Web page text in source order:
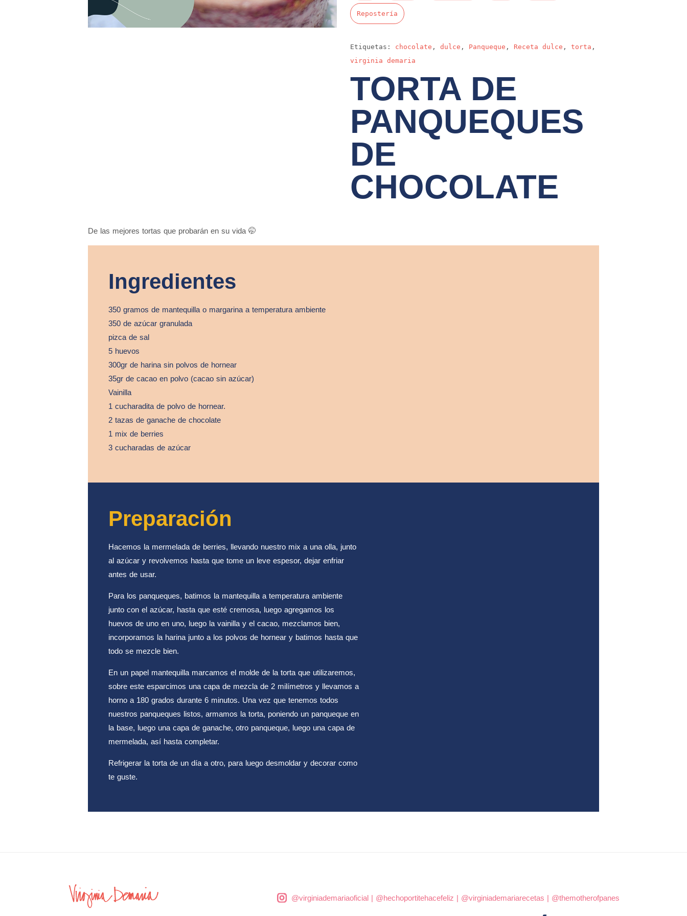
Repostería
Etiquetas: chocolate , dulce , Panqueque , Receta dulce , torta ,
virginia demaria
TORTA DE
PANQUEQUES
DE
CHOCOLATE
De las mejores tortas que probarán en su vida 🤭
Ingredientes
350 gramos de mantequilla o margarina a temperatura ambiente
350 de azúcar granulada
pizca de sal
5 huevos
300gr de harina sin polvos de hornear
35gr de cacao en polvo (cacao sin azúcar)
Vainilla
1 cucharadita de polvo de hornear.
2 tazas de ganache de chocolate
1 mix de berries
3 cucharadas de azúcar
Preparación
Hacemos la mermelada de berries, llevando nuestro mix a una olla, junto
al azúcar y revolvemos hasta que tome un leve espesor, dejar enfriar
antes de usar.
Para los panqueques, batimos la mantequilla a temperatura ambiente
junto con el azúcar, hasta que esté cremosa, luego agregamos los
huevos de uno en uno, luego la vainilla y el cacao, mezclamos bien,
incorporamos la harina junto a los polvos de hornear y batimos hasta que
todo se mezcle bien.
En un papel mantequilla marcamos el molde de la torta que utilizaremos,
sobre este esparcimos una capa de mezcla de 2 milímetros y llevamos a
horno a 180 grados durante 6 minutos. Una vez que tenemos todos
nuestros panqueques listos, armamos la torta, poniendo un panqueque en
la base, luego una capa de ganache, otro panqueque, luego una capa de
mermelada, así hasta completar.
Refrigerar la torta de un día a otro, para luego desmoldar y decorar como
te guste.
@virginiademariaoficial| @hechoportitehacefeliz | @virginiademariarecetas | @themotherofpanes